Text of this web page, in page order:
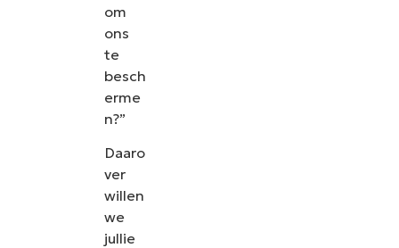
om
ons
te
besch
erme
n?”
Daaro
ver
willen
we
jullie